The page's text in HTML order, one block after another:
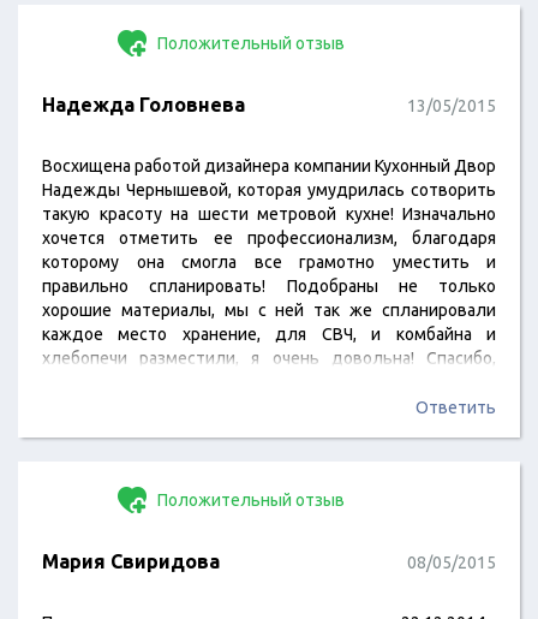
Положительный отзыв
Надежда Головнева 13/05/2015
Восхищена работой дизайнера компании Кухонный Двор
Надежды Чернышевой, которая умудрилась сотворить
такую красоту на шести метровой кухне! Изначально
хочется отметить ее профессионализм, благодаря
которому она смогла все грамотно уместить и
правильно спланировать! Подобраны не только
хорошие материалы, мы с ней так же спланировали
каждое место хранение, для СВЧ, и комбайна и
хлебопечи разместили, я очень довольна! Спасибо,
Ответить
Положительный отзыв
Мария Свиридова 08/05/2015